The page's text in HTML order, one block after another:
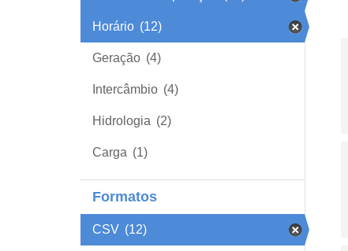
Horário (12)
Geração (4)
Intercâmbio (4)
Hidrologia (2)
Carga (1)
Formatos
CSV (12)